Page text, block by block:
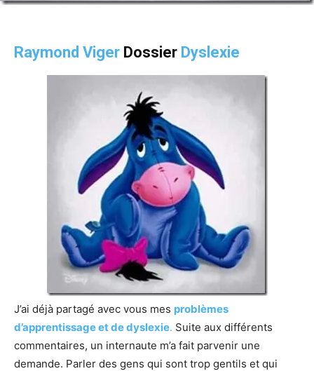
Raymond Viger Dossier Dyslexie
J’ai déjà partagé avec vous mes problèmes
d’apprentissage et de dyslexie. Suite aux différents
commentaires, un internaute m’a fait parvenir une
demande. Parler des gens qui sont trop gentils et qui